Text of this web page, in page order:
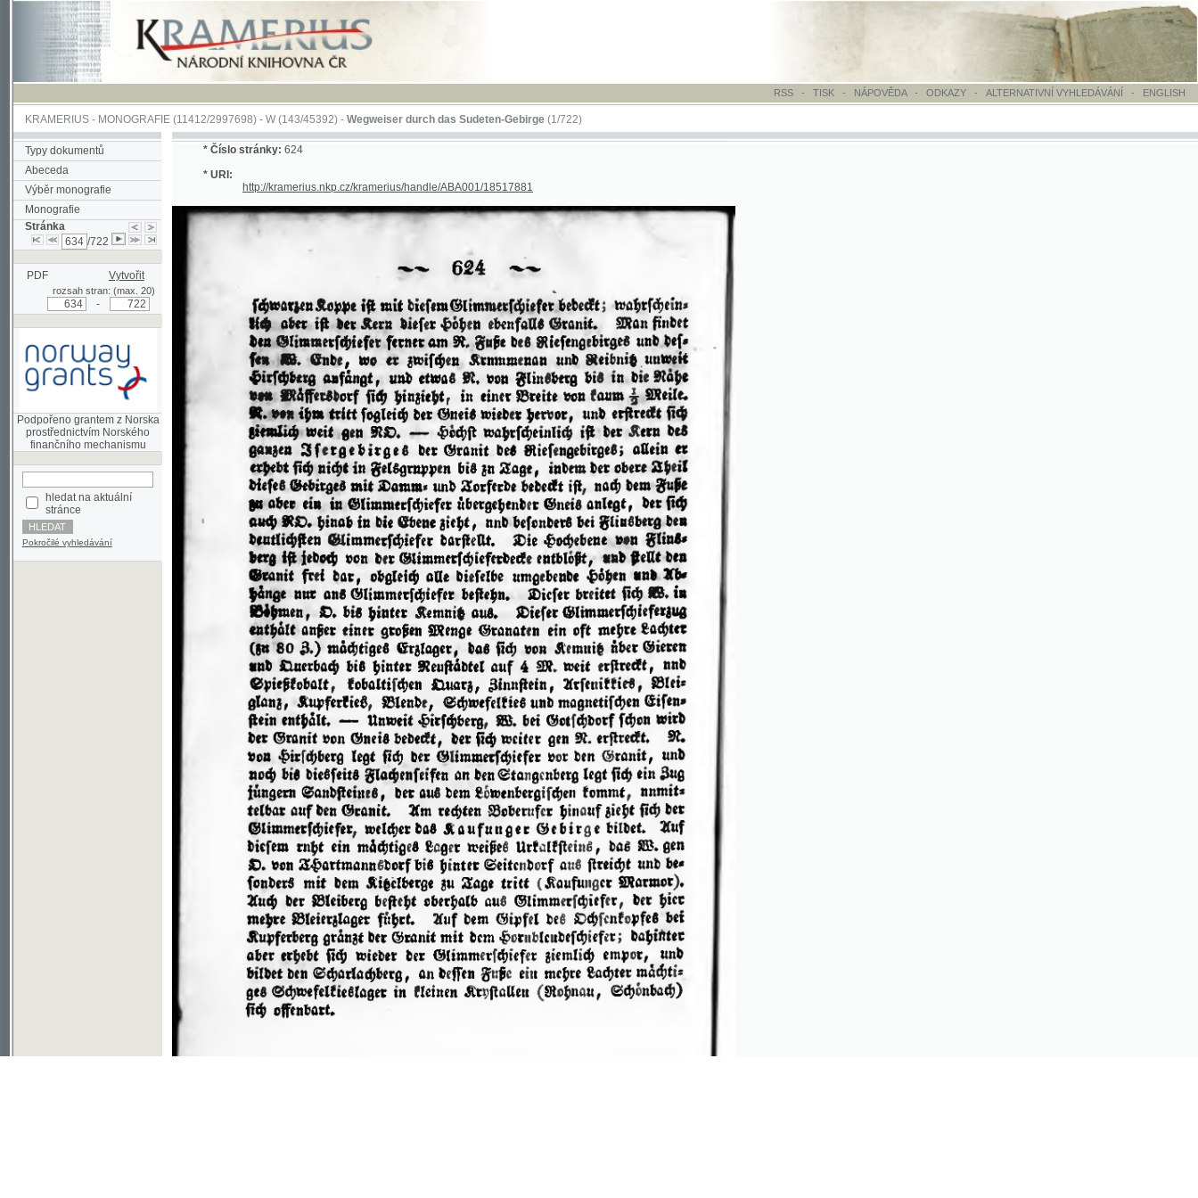
RSS - TISK-NÁPOVĚDA - ODKAZY - ALTERNATIVNÍ VYHLEDÁVÁNÍ- ENGLISH
KRAMERIUS-MONOGRAFIE(11412/2997698) -W (143/45392)-Wegweiser durch das Sudeten-Gebirge(1/722)
Typy dokumentů
Abeceda
Výběr monografie
Monografie
Stránka
/722
PDF Vytvořit
rozsah stran: (max. 20)
Podpořeno grantem z Norska
prostřednictvím Norského
hledat na aktuální
stránce
Pokročilé vyhledávání
©2003-2010
http://kramerius.nkp.cz/kramerius/handle/ABA001/18517881
Soubor ke stažení ve formátu djvu